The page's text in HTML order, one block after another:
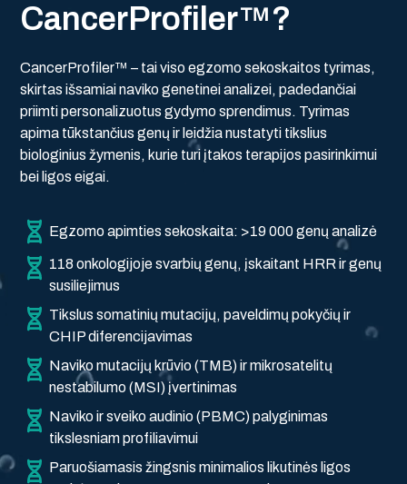
CancerProfi er™?
CancerProfiler™ – tai viso egzomo sekoskaitos tyrimas,
skirtas išsamiai naviko genetinei analizei, padedančiai
priimti personalizuotus gydymo sprendimus. Tyrimas
apima tūkstančius genų ir leidžia nustatyti tikslius
biologinius žymenis, kurie turi įtakos terapijos pasirinkimui
bei ligos eigai.
Egzomo apimties sekoskaita: >19 000 genų analizė
118 onkologijoje svarbių genų, įskaitant HRR ir genų
susiliejimus
Tikslus somatinių mutacijų, paveldimų pokyčių ir
CHIP diferencijavimas
Naviko mutacijų krūvio (TMB) ir mikrosatelitų
nestabilumo (MSI) įvertinimas
Naviko ir sveiko audinio (PBMC) palyginimas
tikslesniam profiliavimui
Paruošiamasis žingsnis minimalios likutinės ligos